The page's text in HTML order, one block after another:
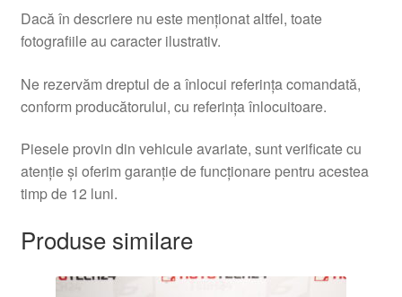
Dacă în descriere nu este menționat altfel, toate
fotografiile au caracter ilustrativ.
Ne rezervăm dreptul de a înlocui referința comandată,
conform producătorului, cu referința înlocuitoare.
Piesele provin din vehicule avariate, sunt verificate cu
atenție și oferim garanție de funcționare pentru acestea
timp de 12 luni.
Produse similare